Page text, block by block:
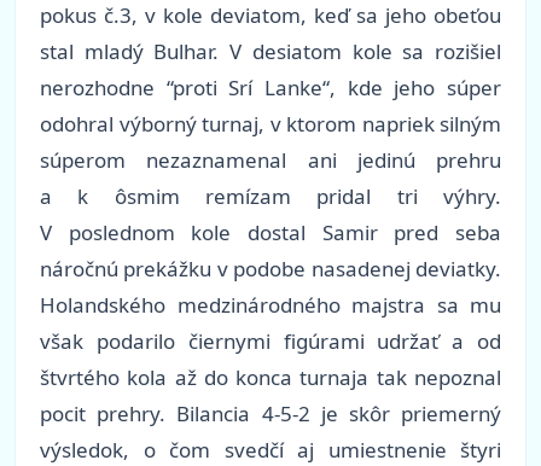
pokus č.3, v kole deviatom, keď sa jeho obeťou
stal mladý Bulhar. V desiatom kole sa rozišiel
nerozhodne “proti Srí Lanke“, kde jeho súper
odohral výborný turnaj, v ktorom napriek silným
súperom nezaznamenal ani jedinú prehru
a k ôsmim remízam pridal tri výhry.
V poslednom kole dostal Samir pred seba
náročnú prekážku v podobe nasadenej deviatky.
Holandského medzinárodného majstra sa mu
však podarilo čiernymi figúrami udržať a od
štvrtého kola až do konca turnaja tak nepoznal
pocit prehry. Bilancia 4-5-2 je skôr priemerný
výsledok, o čom svedčí aj umiestnenie štyri